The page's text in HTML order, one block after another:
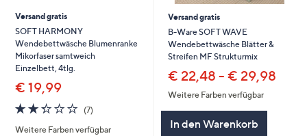
Versand gratis
SOFT HARMONY
Wendebettwäsche Blumenranke
Mikorfaser samtweich
Einzelbett, 4tlg.
€ 19,99
2.3
von
5
(7)
Weitere Farben verfügbar
Versand gratis
B-Ware SOFT WAVE
Wendebettwäsche Blätter &
Streifen MF Strukturmix
€ 22,48 - € 29,98
Weitere Farben verfügbar
In den Warenkorb